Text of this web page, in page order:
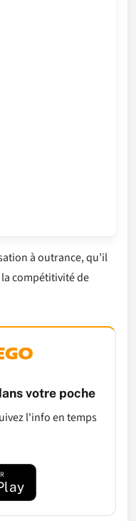
à outrance, qu’il
compétitivité de
votre poche
l'info en temps